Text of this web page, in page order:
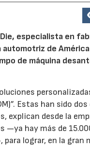
especialista en
de
de máquina
Estas han sido
explican desde la
hay más de
lograr, en la